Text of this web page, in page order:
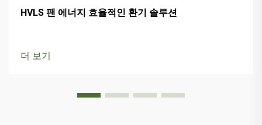
HVLS 팬 에너지 효율적인 환기 솔루션
더 보기